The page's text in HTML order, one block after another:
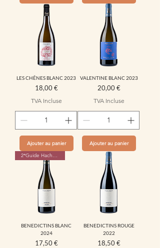
LES CHÊNES BLANC 2023
Prix
18,00 €
TVA Incluse
Ajouter au panier
VALENTINE BLANC 2023
Prix
20,00 €
TVA Incluse
Ajouter au panier
2*Guide Hachette 2026
BENEDICTINS BLANC
2024
Prix
17,50 €
BENEDICTINS ROUGE
2022
Prix
18,50 €